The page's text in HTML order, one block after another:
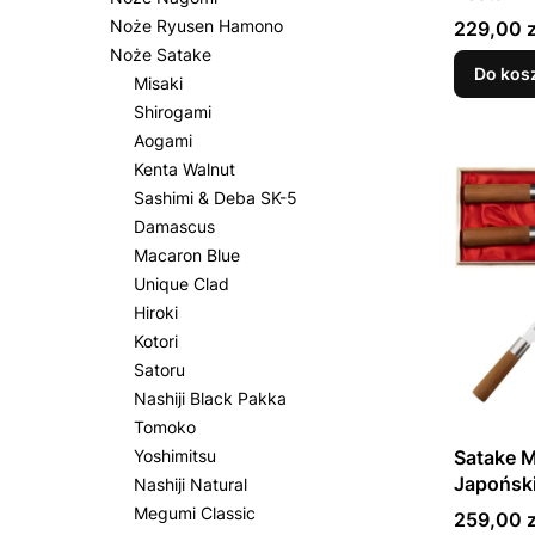
Noże Ryusen Hamono
Noże Satake
Misaki
Shirogami
Aogami
Kenta Walnut
Sashimi & Deba SK-5
Damascus
Macaron Blue
Unique Clad
Hiroki
Kotori
Satoru
Nashiji Black Pakka
Tomoko
Yoshimitsu
Nashiji Natural
Megumi Classic
Santoku
16cm w
Cena
229,00
Do
Satake
Nóż
Cena
259,00